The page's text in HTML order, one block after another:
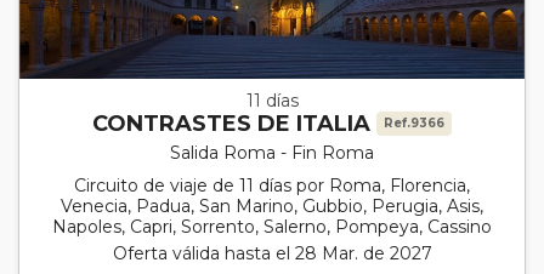
11 días
CONTRASTES DE ITALIA Ref.9366
Salida Roma - Fin Roma
Circuito de viaje de 11 días por Roma, Florencia,
Venecia, Padua, San Marino, Gubbio, Perugia, Asis,
Napoles, Capri, Sorrento, Salerno, Pompeya, Cassino
Oferta válida hasta el 28 Mar. de 2027